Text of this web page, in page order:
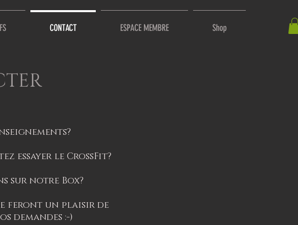
CONTACT ESPACE MEMBRE Shop
essayer le CrossFit?
sur notre Box?
feront un plaisir de
demandes :-)